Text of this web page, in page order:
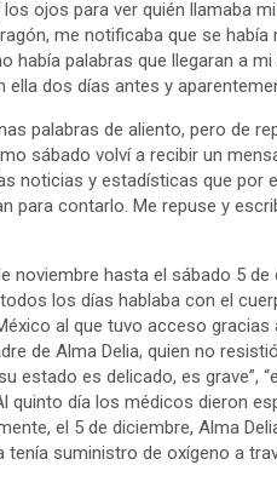
ojos para ver quién llamaba
me notificaba que se
había palabras que llegaran a
ella dos días antes y
de aliento, pero de
sábado volví a recibir un
noticias y estadísticas que por
para contarlo. Me repuse y
hasta el sábado 5 de
los días hablaba con el
al que tuvo acceso
de Alma Delia, quien no
estado es delicado, es
quinto día los médicos dieron
el 5 de diciembre, Alma
tenía suministro de oxígeno a